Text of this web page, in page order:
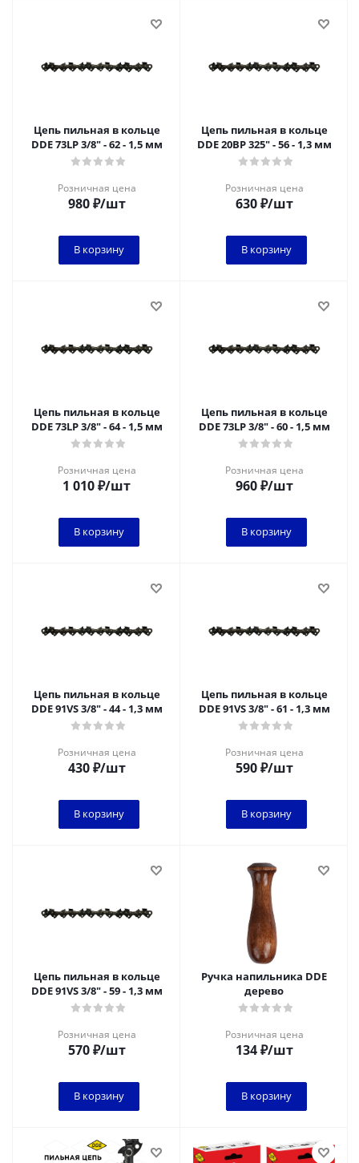
Цепь пильная в кольце
DDE 73LP 3/8" - 62 - 1,5 мм
Розничная цена
980₽/шт
В корзину
Цепь пильная в кольце
DDE 20BP 325" - 56 - 1,3 мм
Розничная цена
630₽/шт
В корзину
Цепь пильная в кольце
DDE 73LP 3/8" - 64 - 1,5 мм
Розничная цена
1 010₽/шт
В корзину
Цепь пильная в кольце
DDE 73LP 3/8" - 60 - 1,5 мм
Розничная цена
960₽/шт
В корзину
Цепь пильная в кольце
DDE 91VS 3/8" - 44 - 1,3 мм
Розничная цена
430₽/шт
В корзину
Цепь пильная в кольце
DDE 91VS 3/8" - 61 - 1,3 мм
Розничная цена
590₽/шт
В корзину
Цепь пильная в кольце
DDE 91VS 3/8" - 59 - 1,3 мм
Розничная цена
570₽/шт
В корзину
Ручка напильника DDE
дерево
Розничная цена
134₽/шт
В корзину